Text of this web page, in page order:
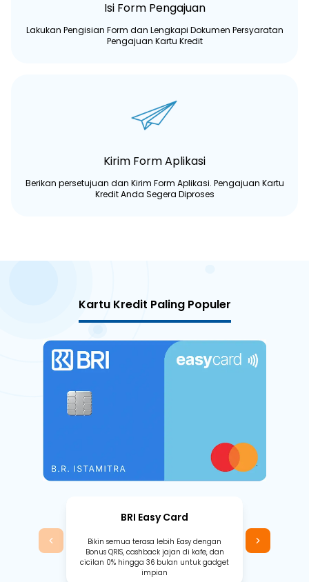
Isi Form Pengajuan
Lakukan Pengisian Form dan Lengkapi Dokumen Persyaratan
Pengajuan Kartu Kredit
Kirim Form Aplikasi
Berikan persetujuan dan Kirim Form Aplikasi. Pengajuan Kartu
Kredit Anda Segera Diproses
Kartu Kredit Paling Populer
BRI Easy Card
Bikin semua terasa lebih Easy dengan
Bonus QRIS, cashback jajan di kafe, dan
cicilan 0% hingga 36 bulan untuk gadget
impian